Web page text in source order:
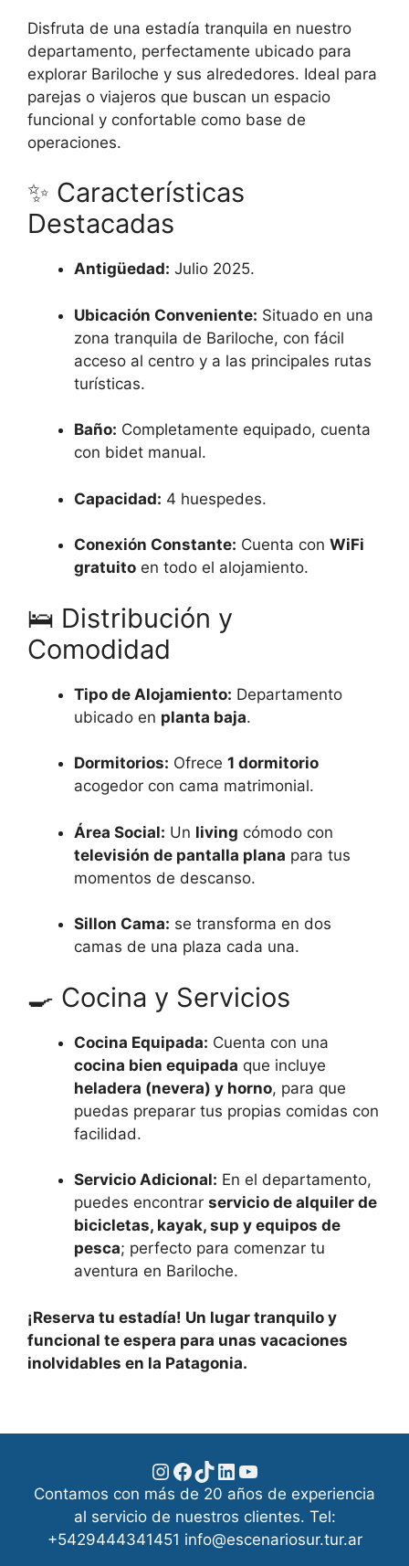
Disfruta de una estadía tranquila en nuestro
departamento, perfectamente ubicado para
explorar Bariloche y sus alrededores. Ideal para
parejas o viajeros que buscan un espacio
funcional y confortable como base de
operaciones.
✨ Características
Destacadas
Antigüedad: Julio 2025.
Ubicación Conveniente: Situado en una
zona tranquila de Bariloche, con fácil
acceso al centro y a las principales rutas
turísticas.
Baño: Completamente equipado, cuenta
con bidet manual.
Capacidad: 4 huespedes.
Conexión Constante: Cuenta con WiFi
gratuito en todo el alojamiento.
🛌 Distribución y
Comodidad
Tipo de Alojamiento: Departamento
ubicado en planta baja.
Dormitorios: Ofrece 1 dormitorio
acogedor con cama matrimonial.
Área Social: Un living cómodo con
televisión de pantalla plana para tus
momentos de descanso.
Sillon Cama: se transforma en dos
camas de una plaza cada una.
🍳 Cocina y Servicios
Cocina Equipada: Cuenta con una
cocina bien equipada que incluye
heladera (nevera) y horno, para que
puedas preparar tus propias comidas con
facilidad.
Servicio Adicional: En el departamento,
puedes encontrar servicio de alquiler de
bicicletas, kayak, sup y equipos de
pesca; perfecto para comenzar tu
aventura en Bariloche.
¡Reserva tu estadía! Un lugar tranquilo y
funcional te espera para unas vacaciones
inolvidables en la Patagonia.
Instagram
Facebook
TikTok
LinkedIn
YouTube
Contamos con más de 20 años de experiencia
al servicio de nuestros clientes. Tel:
+5429444341451 info@escenariosur.tur.ar